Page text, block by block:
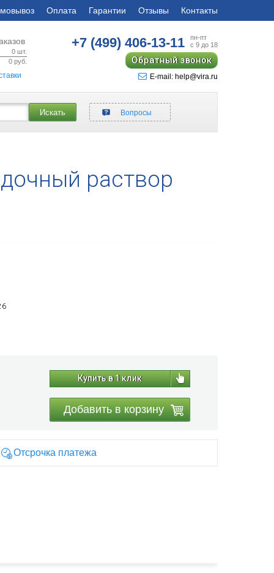
Оплата Гарантии Отзывы Контакты
0 шт.
0 руб.
+7 (499)406-13-11
пн-пт
с 9 до 18
Обратный звонок
E-mail: help@vira.ru
Искать Вопросы
раствор
Купить в 1 клик
Добавить в корзину
Отсрочка платежа